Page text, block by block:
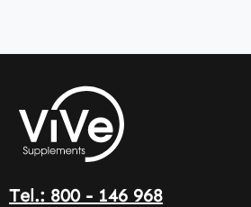
Tel.: 800 - 146 968